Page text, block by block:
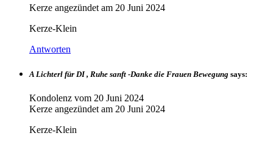
Kerze angezündet am 20 Juni 2024
Kerze-Klein
Antworten
A Lichterl für DI , Ruhe sanft -Danke die Frauen Bewegung says:
Kondolenz vom 20 Juni 2024
Kerze angezündet am 20 Juni 2024
Kerze-Klein